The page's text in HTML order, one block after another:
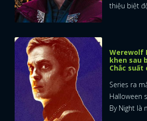
thiệu biệt
Werewolf
khen sau
Chắc suất
Series ra
Halloween
By Night là